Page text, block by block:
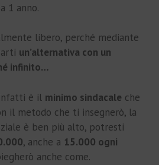
1 anno.
libero, perché mediante
un’alternativa con un
infinito…
infatti è il minimo sindacale che
il metodo che ti insegnerò, la
è ben più alto, potresti
, anche a 15.000 ogni
anche come.